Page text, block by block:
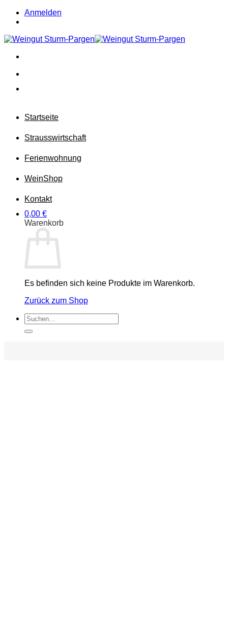
Zum
Inhalt
Anmelden
Startseite
Strausswirtschaft
Ferienwohnung
WeinShop
Kontakt
0,00 €
Warenkorb
Es befinden sich keine Produkte im Warenkorb.
Zurück zum Shop
Suchen
nach: